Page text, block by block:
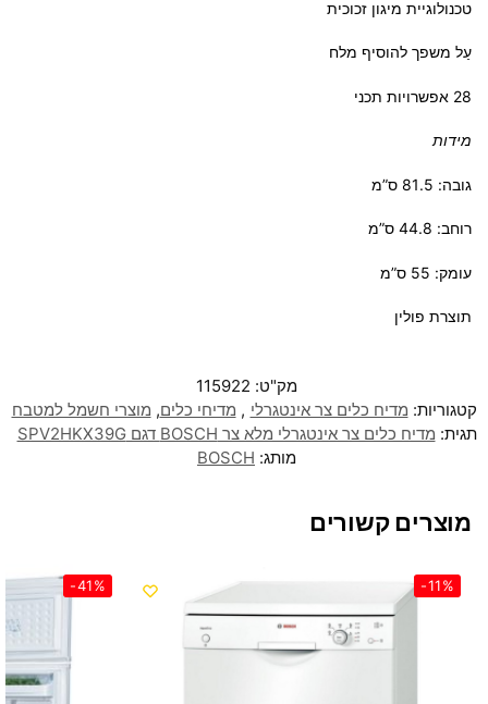
טכנולוגיית מיגון זכוכית
עַל משפך להוסיף מלח
28 אפשרויות תכני
מידות
גובה: 81.5 ס”מ
רוחב: 44.8 ס”מ
עומק: 55 ס”מ
תוצרת פולין
מק"ט: 115922
קטגוריות: מדיח כלים צר אינטגרלי , מדיחי כלים, מוצרי חשמל למטבח
תגית: מדיח כלים ‏צר אינטגרלי מלא צר BOSCH דגם SPV2HKX39G
מותג: BOSCH
מוצרים קשורים
-11%
-41%